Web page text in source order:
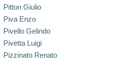
Pitton Giulio
Piva Enzo
Pivello Gelindo
Pivetta Luigi
Pizzinato Renato